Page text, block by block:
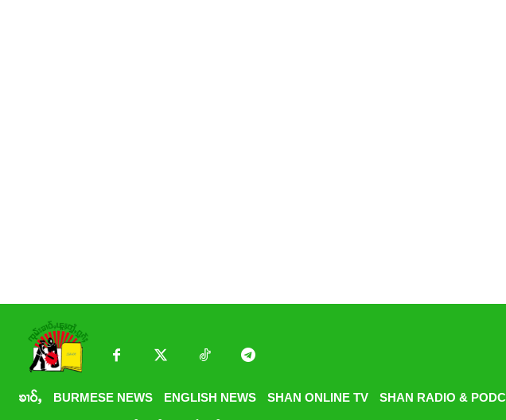
ၶၢဝ်ႇ BURMESE NEWS ENGLISH NEWS SHAN ONLINE TV SHAN RADIO &